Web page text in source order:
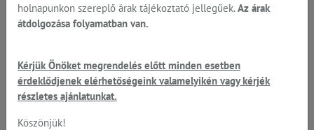
Hiba, a keresett oldal nem található!
holnapunkon szereplő árak tájékoztató jellegűek. Az árak
átdolgozása folyamatban van.
Kérjük Önöket megrendelés előtt minden esetben
érdeklődjenek elérhetőségeink valamelyikén vagy kérjék
részletes ajánlatunkat.
Köszönjük!